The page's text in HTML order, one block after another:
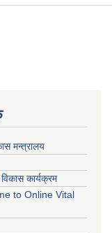
मन्त्रालय
कार्यक्रम
to Online Vital